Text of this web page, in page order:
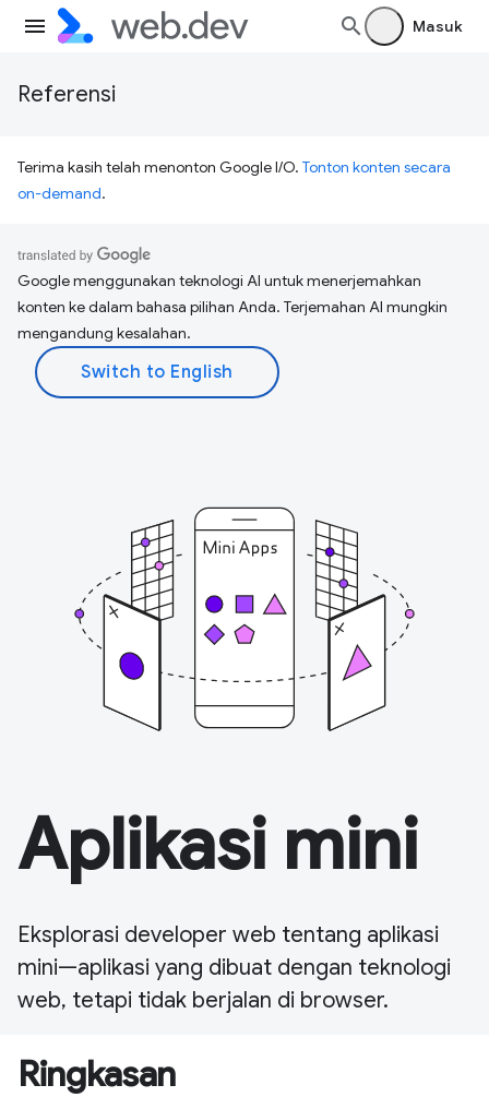
Masuk
Referensi
Terima kasih telah menonton Google I/O. Tonton konten secara
on-demand.
Google menggunakan teknologi AI untuk menerjemahkan
konten ke dalam bahasa pilihan Anda. Terjemahan AI mungkin
mengandung kesalahan.
Aplikasi mini
Eksplorasi developer web tentang aplikasi
mini—aplikasi yang dibuat dengan teknologi
web, tetapi tidak berjalan di browser.
Ringkasan